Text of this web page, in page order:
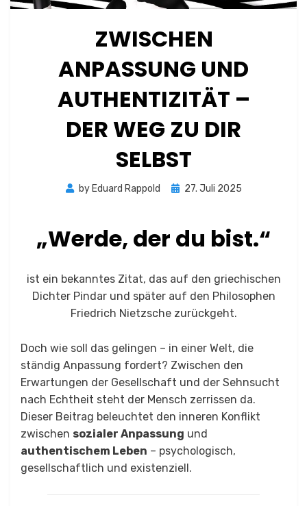
ZWISCHEN
ANPASSUNG UND
AUTHENTIZITÄT –
DER WEG ZU DIR
SELBST
by Eduard Rappold
Posted
27. Juli 2025
„Werde, der du bist.“
ist ein bekanntes Zitat, das auf den griechischen
Dichter Pindar und später auf den Philosophen
Friedrich Nietzsche zurückgeht.
Doch wie soll das gelingen – in einer Welt, die
ständig Anpassung fordert? Zwischen den
Erwartungen der Gesellschaft und der Sehnsucht
nach Echtheit steht der Mensch zerrissen da.
Dieser Beitrag beleuchtet den inneren Konflikt
zwischen sozialer Anpassung und
authentischem Leben – psychologisch,
gesellschaftlich und existenziell.